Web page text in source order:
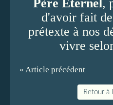
Père Éternel,
d'avoir fait
prétexte à nos
vivre
« Article précédent
Retour à